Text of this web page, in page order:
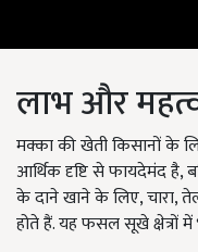
लाभ और
मक्‍का की खेती किसानों के
आर्थिक दृष्टि से फायदेमंद है,
के दाने खाने के लिए, चारा,
होते हैं. यह फसल सूखे क्षेत्रों